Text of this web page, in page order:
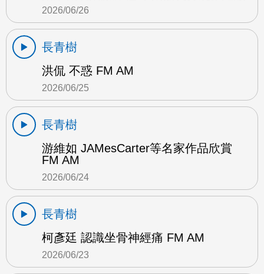
2026/06/26
長青樹
洪侃 不惑 FM AM
2026/06/25
長青樹
游維如 JAMesCarter等名家作品欣賞
FM AM
2026/06/24
長青樹
柯彥廷 認識坐骨神經痛 FM AM
2026/06/23